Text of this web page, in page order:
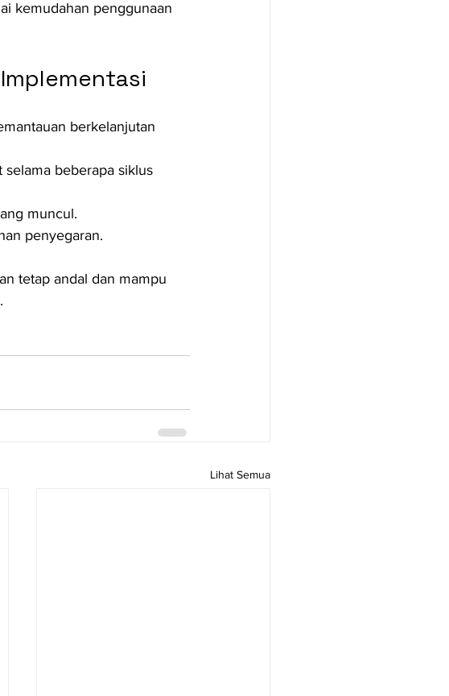
kemudahan penggunaan
berkelanjutan
selama beberapa siklus
muncul.
penyegaran.
tetap andal dan mampu
Lihat Semua